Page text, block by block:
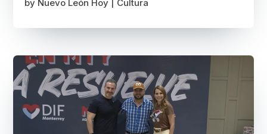
by Nuevo León Hoy Cultura